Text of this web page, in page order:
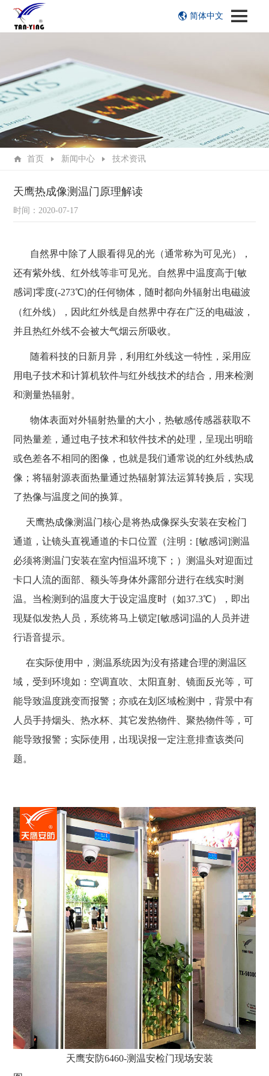
简体中文
首页 新闻中心 技术资讯
天鹰热成像测温门原理解读
时间：2020-07-17
自然界中除了人眼看得见的光（通常称为可见光），
还有紫外线、红外线等非可见光。自然界中温度高于[敏
感词]零度(-273℃)的任何物体，随时都向外辐射出电磁波
（红外线），因此红外线是自然界中存在广泛的电磁波，
并且热红外线不会被大气烟云所吸收。
随着科技的日新月异，利用红外线这一特性，采用应
用电子技术和计算机软件与红外线技术的结合，用来检测
和测量热辐射。
物体表面对外辐射热量的大小，热敏感传感器获取不
同热量差，通过电子技术和软件技术的处理，呈现出明暗
或色差各不相同的图像，也就是我们通常说的红外线热成
像；将辐射源表面热量通过热辐射算法运算转换后，实现
了热像与温度之间的换算。
天鹰热成像测温门核心是将热成像探头安装在安检门
通道，让镜头直视通道的卡口位置（注明：[敏感词]测温
必须将测温门安装在室内恒温环境下；）测温头对迎面过
卡口人流的面部、额头等身体外露部分进行在线实时测
温。当检测到的温度大于设定温度时（如37.3℃），即出
现疑似发热人员，系统将马上锁定[敏感词]温的人员并进
行语音提示。
在实际使用中，测温系统因为没有搭建合理的测温区
域，受到环境如：空调直吹、太阳直射、镜面反光等，可
能导致温度跳变而报警；亦或在划区域检测中，背景中有
人员手持烟头、热水杯、其它发热物件、聚热物件等，可
能导致报警；实际使用，出现误报一定注意排查该类问
题。
天鹰安防6460-测温安检门现场安装